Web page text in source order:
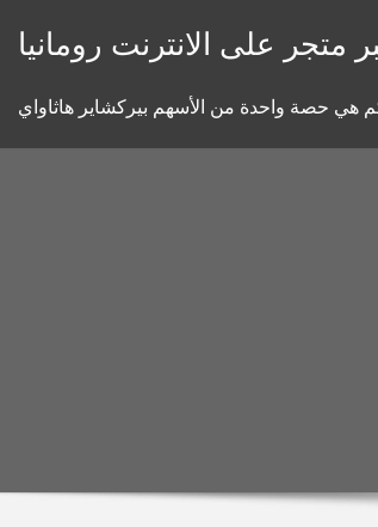
متجر على الانترنت رومانيا
هي حصة واحدة من الأسهم بيركشاير هاثاواي